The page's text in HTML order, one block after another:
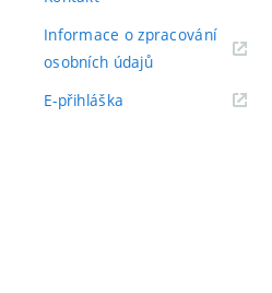
Informace o zpracování
osobních údajů(externí
E-přihláška